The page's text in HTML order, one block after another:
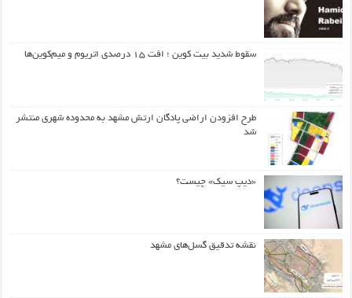
سقوط شدید بیت کوین ؛ افت ۱۵ درصدی اتریوم و میم‌کوین‌ها
طرح افزودن اراضی پادگان ارتش مشهد به محدوده شهری منتشر
شد
«دیپ سیک» چیست؟
نقشه تدقیق گسل‌های مشهد